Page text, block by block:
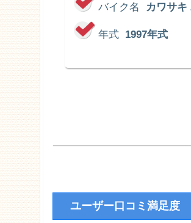
バイク名 カワサキ
年式 1997年式
ユーザー口コミ満足度